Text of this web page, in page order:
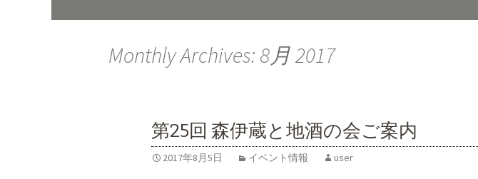
Monthly Archives: 8月 2017
第25回 森伊蔵と地酒の会ご案内
2017年8月5日 イベント情報 user